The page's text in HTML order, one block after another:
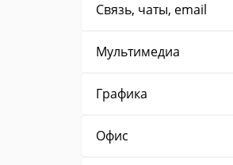
Связь, чаты, email
Мультимедиа
Графика
Офис